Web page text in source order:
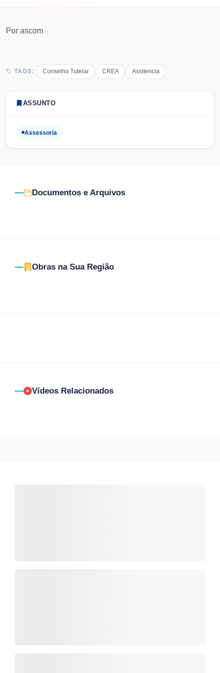
Por ascom
TAGS: Conselho Tutelar CREA Assitencia
ASSUNTO
Assessoria
Documentos e Arquivos
Obras na Sua Região
Vídeos Relacionados